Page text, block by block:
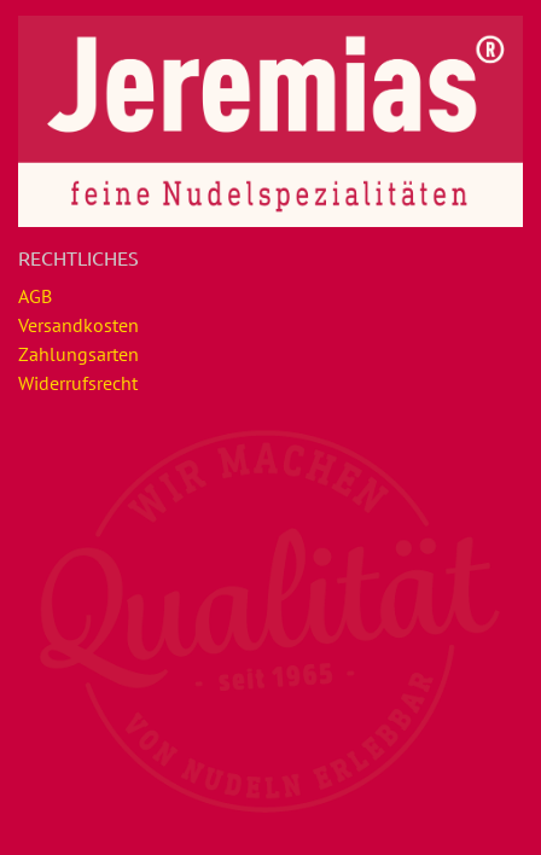
RECHTLICHES
AGB
Versandkosten
Zahlungsarten
Widerrufsrecht